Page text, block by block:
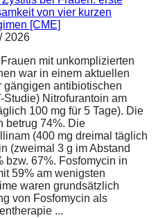
von vier kurzen
[CME]
2026
mit unkomplizierten
war in einem aktuellen
gängigen antibiotischen
Nitrofurantoin am
100 mg für 5 Tage). Die
betrug 74%. Die
(400 mg dreimal täglich
(zweimal 3 g im Abstand
bzw. 67%. Fosfomycin in
59% am wenigsten
waren grundsätzlich
von Fosfomycin als
...